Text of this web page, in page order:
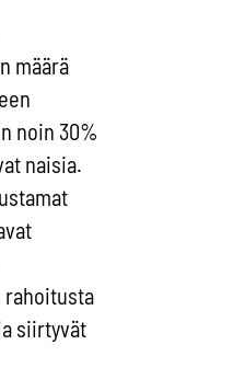
määrä
noin 30%
naisia.
rahoitusta
siirtyvät